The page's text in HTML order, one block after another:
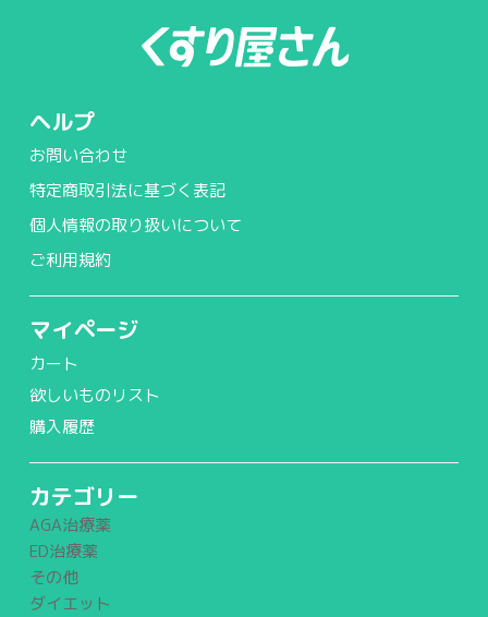
ヘルプ
お問い合わせ
特定商取引法に基づく表記
個人情報の取り扱いについて
ご利用規約
マイページ
カート
欲しいものリスト
購入履歴
カテゴリー
AGA治療薬
ED治療薬
その他
ダイエット